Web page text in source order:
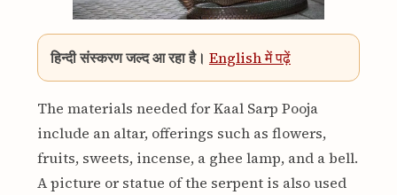
हिन्दी संस्करण जल्द आ रहा है। English में पढ़ें
The materials needed for Kaal Sarp Pooja
include an altar, offerings such as flowers,
fruits, sweets, incense, a ghee lamp, and a bell.
A picture or statue of the serpent is also used